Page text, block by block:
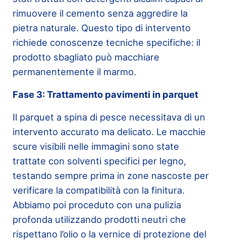
rimuovere il cemento senza aggredire la
pietra naturale. Questo tipo di intervento
richiede conoscenze tecniche specifiche: il
prodotto sbagliato può macchiare
permanentemente il marmo.
Fase 3: Trattamento pavimenti in parquet
Il parquet a spina di pesce necessitava di un
intervento accurato ma delicato. Le macchie
scure visibili nelle immagini sono state
trattate con solventi specifici per legno,
testando sempre prima in zone nascoste per
verificare la compatibilità con la finitura.
Abbiamo poi proceduto con una pulizia
profonda utilizzando prodotti neutri che
rispettano l’olio o la vernice di protezione del